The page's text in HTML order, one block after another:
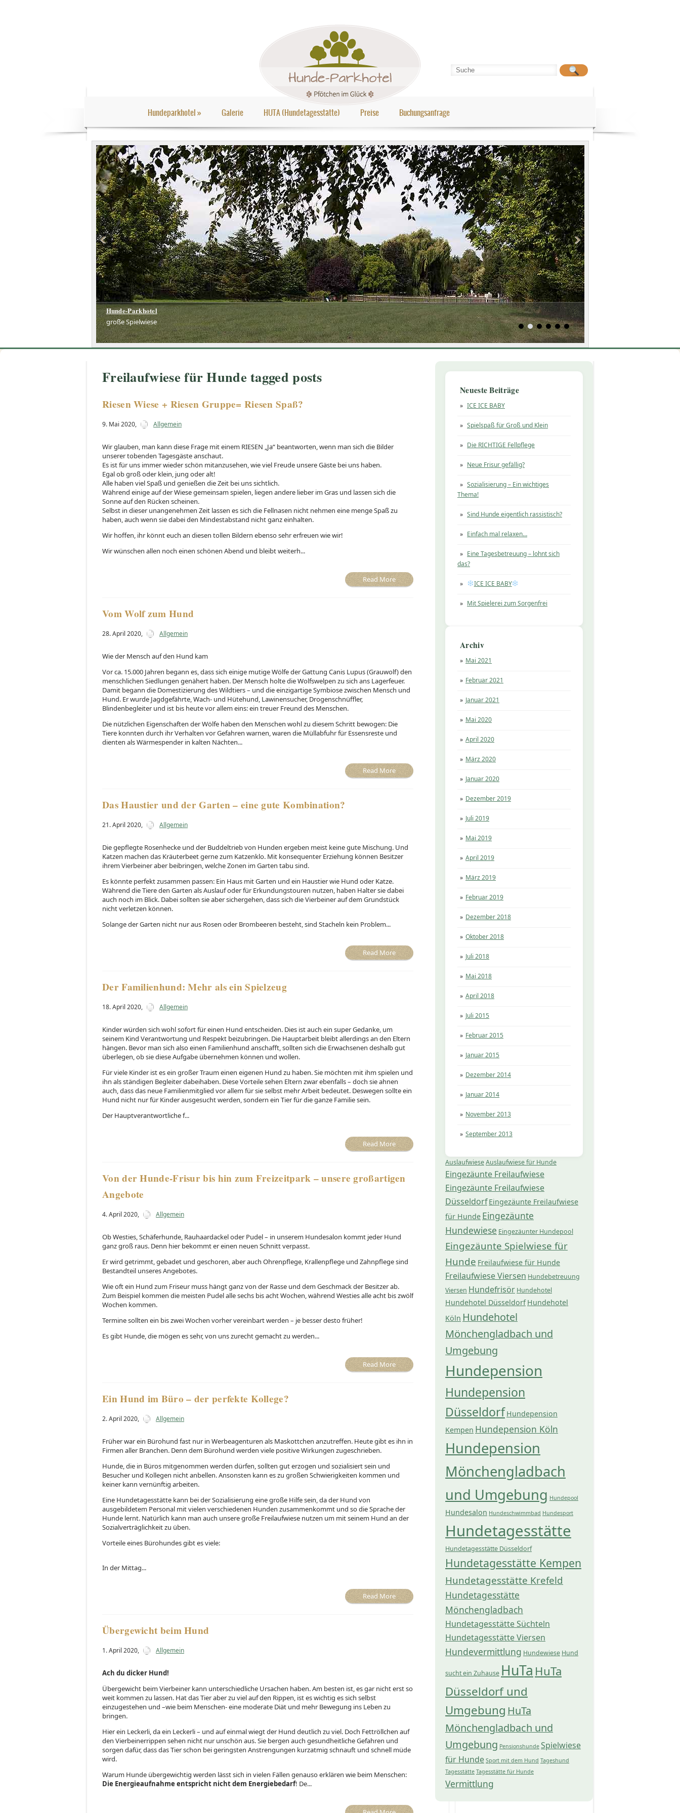
Hundeparkhotel» Galerie HUTA (Hundetagesstätte) Preise Buchungsanfrage
Hunde-Parkhotel
große Spielwiese
Hunde-Parkhotel
große Spielwiese
1 2 3 4 5 6
Neueste Beiträge
ICE ICE BABY
Spielspaß für Groß und Klein
Die RICHTIGE Fellpflege
Neue Frisur gefällig?
Sozialisierung – Ein wichtiges
Thema!
Sind Hunde eigentlich rassistisch?
Einfach mal relaxen…
Eine Tagesbetreuung – lohnt sich
das?
ICE ICE BABY
Mit Spielerei zum Sorgenfrei
Archiv
Mai 2021
Februar 2021
Januar 2021
Mai 2020
April 2020
März 2020
Januar 2020
Dezember 2019
Juli 2019
Mai 2019
April 2019
März 2019
Februar 2019
Dezember 2018
Oktober 2018
Juli 2018
Mai 2018
April 2018
Juli 2015
Februar 2015
Januar 2015
Dezember 2014
Januar 2014
November 2013
September 2013
AuslaufwieseAuslaufwiese für Hunde
Eingezäunte Freilaufwiese
Eingezäunte Freilaufwiese
Düsseldorf Eingezäunte Freilaufwiese
für Hunde Eingezäunte
Hundewiese Eingezäunter Hundepool
Eingezäunte Spielwiese für
Hunde Freilaufwiese für Hunde
Freilaufwiese Viersen Hundebetreuung
Viersen Hundefrisör Hundehotel
Hundehotel Düsseldorf Hundehotel
Köln Hundehotel
Mönchengladbach und
Umgebung
Hundepension
Hundepension
Düsseldorf Hundepension
Kempen Hundepension Köln
Hundepension
Mönchengladbach
und Umgebung Hundepool
Hundesalon Hundeschwimmbad Hundesport
Hundetagesstätte
Hundetagesstätte Düsseldorf
Hundetagesstätte Kempen
Hundetagesstätte Krefeld
Hundetagesstätte
Mönchengladbach
Hundetagesstätte Süchteln
Hundetagesstätte Viersen
Hundevermittlung Hundewiese Hund
sucht ein Zuhause HuTa HuTa
Düsseldorf und
Umgebung HuTa
Mönchengladbach und
Umgebung Pensionshunde Spielwiese
für Hunde Sport mit dem Hund Tageshund
Tagesstätte Tagesstätte für Hunde
Vermittlung
Freilaufwiese für Hunde tagged posts
Riesen Wiese + Riesen Gruppe= Riesen Spaß?
9. Mai 2020, Allgemein
Wir glauben, man kann diese Frage mit einem RIESEN „Ja“ beantworten, wenn man sich die Bilder
unserer tobenden Tagesgäste anschaut.
Es ist für uns immer wieder schön mitanzusehen, wie viel Freude unsere Gäste bei uns haben.
Egal ob groß oder klein, jung oder alt!
Alle haben viel Spaß und genießen die Zeit bei uns sichtlich.
Während einige auf der Wiese gemeinsam spielen, liegen andere lieber im Gras und lassen sich die
Sonne auf den Rücken scheinen.
Selbst in dieser unangenehmen Zeit lassen es sich die Fellnasen nicht nehmen eine menge Spaß zu
haben, auch wenn sie dabei den Mindestabstand nicht ganz einhalten.
Wir hoffen, ihr könnt euch an diesen tollen Bildern ebenso sehr erfreuen wie wir!
Wir wünschen allen noch einen schönen Abend und bleibt weiterh...
Read More
Vom Wolf zum Hund
28. April 2020, Allgemein
Wie der Mensch auf den Hund kam
Vor ca. 15.000 Jahren begann es, dass sich einige mutige Wölfe der Gattung Canis Lupus (Grauwolf) den
menschlichen Siedlungen genähert haben. Der Mensch holte die Wolfswelpen zu sich ans Lagerfeuer.
Damit begann die Domestizierung des Wildtiers – und die einzigartige Symbiose zwischen Mensch und
Hund. Er wurde Jagdgefährte, Wach- und Hütehund, Lawinensucher, Drogenschnüffler,
Blindenbegleiter und ist bis heute vor allem eins: ein treuer Freund des Menschen.
Die nützlichen Eigenschaften der Wölfe haben den Menschen wohl zu diesem Schritt bewogen: Die
Tiere konnten durch ihr Verhalten vor Gefahren warnen, waren die Müllabfuhr für Essensreste und
dienten als Wärmespender in kalten Nächten...
Read More
Das Haustier und der Garten – eine gute Kombination?
21. April 2020, Allgemein
Die gepflegte Rosenhecke und der Buddeltrieb von Hunden ergeben meist keine gute Mischung. Und
Katzen machen das Kräuterbeet gerne zum Katzenklo. Mit konsequenter Erziehung können Besitzer
ihrem Vierbeiner aber beibringen, welche Zonen im Garten tabu sind.
Es könnte perfekt zusammen passen: Ein Haus mit Garten und ein Haustier wie Hund oder Katze.
Während die Tiere den Garten als Auslauf oder für Erkundungstouren nutzen, haben Halter sie dabei
auch noch im Blick. Dabei sollten sie aber sichergehen, dass sich die Vierbeiner auf dem Grundstück
nicht verletzen können.
Solange der Garten nicht nur aus Rosen oder Brombeeren besteht, sind Stacheln kein Problem...
Read More
Der Familienhund: Mehr als ein Spielzeug
18. April 2020, Allgemein
Kinder würden sich wohl sofort für einen Hund entscheiden. Dies ist auch ein super Gedanke, um
seinem Kind Verantwortung und Respekt beizubringen. Die Hauptarbeit bleibt allerdings an den Eltern
hängen. Bevor man sich also einen Familienhund anschafft, sollten sich die Erwachsenen deshalb gut
überlegen, ob sie diese Aufgabe übernehmen können und wollen.
Für viele Kinder ist es ein großer Traum einen eigenen Hund zu haben. Sie möchten mit ihm spielen und
ihn als ständigen Begleiter dabeihaben. Diese Vorteile sehen Eltern zwar ebenfalls – doch sie ahnen
auch, dass das neue Familienmitglied vor allem für sie selbst mehr Arbeit bedeutet. Deswegen sollte ein
Hund nicht nur für Kinder ausgesucht werden, sondern ein Tier für die ganze Familie sein.
Der Hauptverantwortliche f...
Read More
Von der Hunde-Frisur bis hin zum Freizeitpark – unsere großartigen
Angebote
4. April 2020, Allgemein
Ob Westies, Schäferhunde, Rauhaardackel oder Pudel – in unserem Hundesalon kommt jeder Hund
ganz groß raus. Denn hier bekommt er einen neuen Schnitt verpasst.
Er wird getrimmt, gebadet und geschoren, aber auch Ohrenpflege, Krallenpflege und Zahnpflege sind
Bestandteil unseres Angebotes.
Wie oft ein Hund zum Friseur muss hängt ganz von der Rasse und dem Geschmack der Besitzer ab.
Zum Beispiel kommen die meisten Pudel alle sechs bis acht Wochen, während Westies alle acht bis zwölf
Wochen kommen.
Termine sollten ein bis zwei Wochen vorher vereinbart werden – je besser desto früher!
Es gibt Hunde, die mögen es sehr, von uns zurecht gemacht zu werden...
Read More
Ein Hund im Büro – der perfekte Kollege?
2. April 2020, Allgemein
Früher war ein Bürohund fast nur in Werbeagenturen als Maskottchen anzutreffen. Heute gibt es ihn in
Firmen aller Branchen. Denn dem Bürohund werden viele positive Wirkungen zugeschrieben.
Hunde, die in Büros mitgenommen werden dürfen, sollten gut erzogen und sozialisiert sein und
Besucher und Kollegen nicht anbellen. Ansonsten kann es zu großen Schwierigkeiten kommen und
keiner kann vernünftig arbeiten.
Eine Hundetagesstätte kann bei der Sozialisierung eine große Hilfe sein, da der Hund von
ausgebildetem Personal mit vielen verschiedenen Hunden zusammenkommt und so die Sprache der
Hunde lernt. Natürlich kann man auch unsere große Freilaufwiese nutzen um mit seinem Hund an der
Sozialverträglichkeit zu üben.
Vorteile eines Bürohundes gibt es viele:
In der Mittag...
Read More
Übergewicht beim Hund
1. April 2020, Allgemein
Ach du dicker Hund!
Übergewicht beim Vierbeiner kann unterschiedliche Ursachen haben. Am besten ist, es gar nicht erst so
weit kommen zu lassen. Hat das Tier aber zu viel auf den Rippen, ist es wichtig es sich selbst
einzugestehen und –wie beim Menschen- eine moderate Diät und mehr Bewegung ins Leben zu
bringen.
Hier ein Leckerli, da ein Leckerli – und auf einmal wiegt der Hund deutlich zu viel. Doch Fettröllchen auf
den Vierbeinerrippen sehen nicht nur unschön aus. Sie bergen auch gesundheitliche Gefahren und
sorgen dafür, dass das Tier schon bei geringsten Anstrengungen kurzatmig schnauft und schnell müde
wird.
Warum Hunde übergewichtig werden lässt sich in vielen Fällen genauso erklären wie beim Menschen:
Die Energieaufnahme entspricht nicht dem Energiebedarf! De...